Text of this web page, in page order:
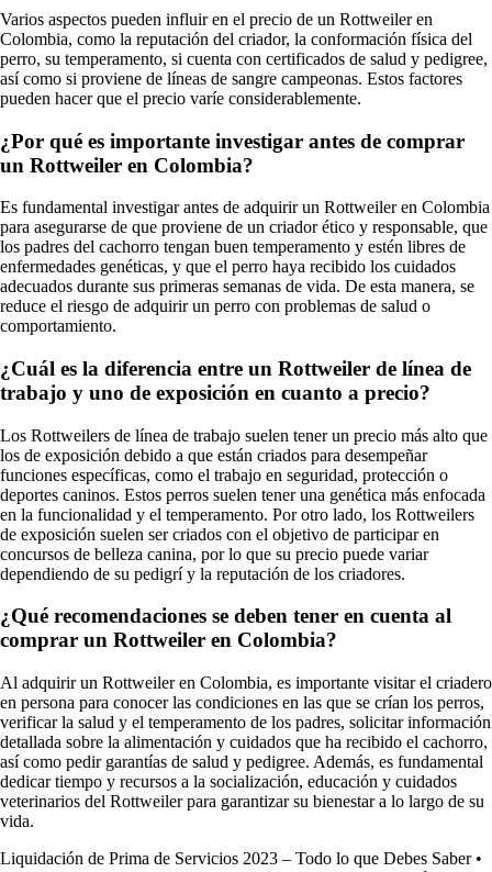
Varios aspectos pueden influir en el precio de un Rottweiler en
Colombia, como la reputación del criador, la conformación física del
perro, su temperamento, si cuenta con certificados de salud y pedigree,
así como si proviene de líneas de sangre campeonas. Estos factores
pueden hacer que el precio varíe considerablemente.
¿Por qué es importante investigar antes de comprar
un Rottweiler en Colombia?
Es fundamental investigar antes de adquirir un Rottweiler en Colombia
para asegurarse de que proviene de un criador ético y responsable, que
los padres del cachorro tengan buen temperamento y estén libres de
enfermedades genéticas, y que el perro haya recibido los cuidados
adecuados durante sus primeras semanas de vida. De esta manera, se
reduce el riesgo de adquirir un perro con problemas de salud o
comportamiento.
¿Cuál es la diferencia entre un Rottweiler de línea de
trabajo y uno de exposición en cuanto a precio?
Los Rottweilers de línea de trabajo suelen tener un precio más alto que
los de exposición debido a que están criados para desempeñar
funciones específicas, como el trabajo en seguridad, protección o
deportes caninos. Estos perros suelen tener una genética más enfocada
en la funcionalidad y el temperamento. Por otro lado, los Rottweilers
de exposición suelen ser criados con el objetivo de participar en
concursos de belleza canina, por lo que su precio puede variar
dependiendo de su pedigrí y la reputación de los criadores.
¿Qué recomendaciones se deben tener en cuenta al
comprar un Rottweiler en Colombia?
Al adquirir un Rottweiler en Colombia, es importante visitar el criadero
en persona para conocer las condiciones en las que se crían los perros,
verificar la salud y el temperamento de los padres, solicitar información
detallada sobre la alimentación y cuidados que ha recibido el cachorro,
así como pedir garantías de salud y pedigree. Además, es fundamental
dedicar tiempo y recursos a la socialización, educación y cuidados
veterinarios del Rottweiler para garantizar su bienestar a lo largo de su
vida.
Liquidación de Prima de Servicios 2023 – Todo lo que Debes Saber•